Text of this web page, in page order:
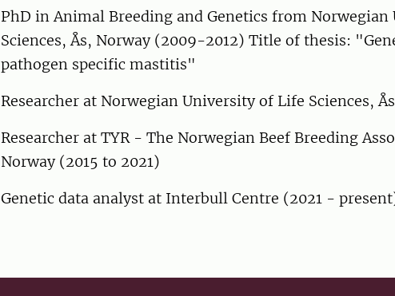
PhD in Animal Breeding and Genetics from
Sciences, Ås, Norway (2009-2012) Title of thesis:
pathogen specific mastitis"
Researcher at Norwegian University of Life Sciences,
Researcher at TYR - The Norwegian Beef Breeding
Norway (2015 to 2021)
Genetic data analyst at Interbull Centre (2021 -